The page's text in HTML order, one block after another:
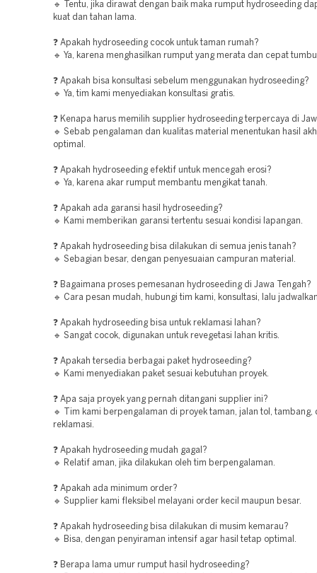
🔹 Tentu, jika dirawat dengan baik maka rumput hydroseeding
kuat dan tahan lama.
❓ Apakah hydroseeding cocok untuk taman rumah?
🔹 Ya, karena menghasilkan rumput yang merata dan cepat
❓ Apakah bisa konsultasi sebelum menggunakan hydroseeding?
🔹 Ya, tim kami menyediakan konsultasi gratis.
❓ Kenapa harus memilih supplier hydroseeding terpercaya di
🔹 Sebab pengalaman dan kualitas material menentukan hasil
optimal.
❓ Apakah hydroseeding efektif untuk mencegah erosi?
🔹 Ya, karena akar rumput membantu mengikat tanah.
❓ Apakah ada garansi hasil hydroseeding?
🔹 Kami memberikan garansi tertentu sesuai kondisi lapangan.
❓ Apakah hydroseeding bisa dilakukan di semua jenis tanah?
🔹 Sebagian besar, dengan penyesuaian campuran material.
❓ Bagaimana proses pemesanan hydroseeding di Jawa Tengah?
🔹 Cara pesan mudah, hubungi tim kami, konsultasi, lalu
❓ Apakah hydroseeding bisa untuk reklamasi lahan?
🔹 Sangat cocok, digunakan untuk revegetasi lahan kritis.
❓ Apakah tersedia berbagai paket hydroseeding?
🔹 Kami menyediakan paket sesuai kebutuhan proyek.
❓ Apa saja proyek yang pernah ditangani supplier ini?
🔹 Tim kami berpengalaman di proyek taman, jalan tol, tambang,
reklamasi.
❓ Apakah hydroseeding mudah gagal?
🔹 Relatif aman, jika dilakukan oleh tim berpengalaman.
❓ Apakah ada minimum order?
🔹 Supplier kami fleksibel melayani order kecil maupun besar.
❓ Apakah hydroseeding bisa dilakukan di musim kemarau?
🔹 Bisa, dengan penyiraman intensif agar hasil tetap optimal.
❓ Berapa lama umur rumput hasil hydroseeding?